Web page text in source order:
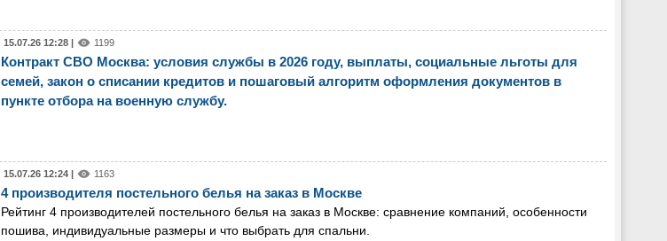
15.07.26 12:28 | 1199
Контракт СВО Москва: условия службы в 2026 году, выплаты, социальные льготы для
семей, закон о списании кредитов и пошаговый алгоритм оформления документов в
пункте отбора на военную службу.
15.07.26 12:24 | 1163
4 производителя постельного белья на заказ в Москве
Рейтинг 4 производителей постельного белья на заказ в Москве: сравнение компаний, особенности
пошива, индивидуальные размеры и что выбрать для спальни.